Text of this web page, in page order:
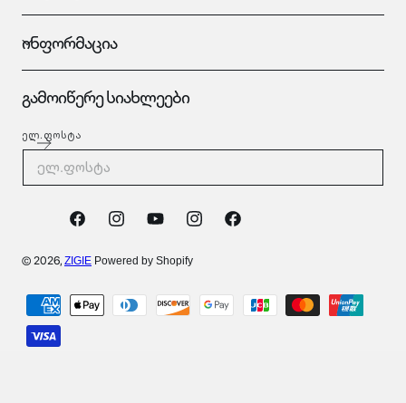
ინფორმაცია
გამოიწერე სიახლეები
ᲔᲚ.ᲤᲝᲡᲢᲐ
FacebookInstagramYouTubeTumblr Vimeo
© 2026, ZIGIE Powered by Shopify
გადახდის
მეთოდები